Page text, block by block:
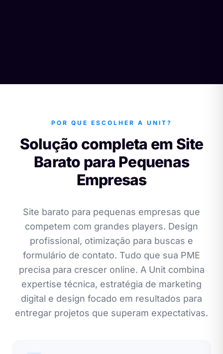
POR QUE ESCOLHER A UNIT?
Solução completa em Site
Barato para Pequenas
Empresas
Site barato para pequenas empresas que
competem com grandes players. Design
profissional, otimização para buscas e
formulário de contato. Tudo que sua PME
precisa para crescer online. A Unit combina
expertise técnica, estratégia de marketing
digital e design focado em resultados para
entregar projetos que superam expectativas.